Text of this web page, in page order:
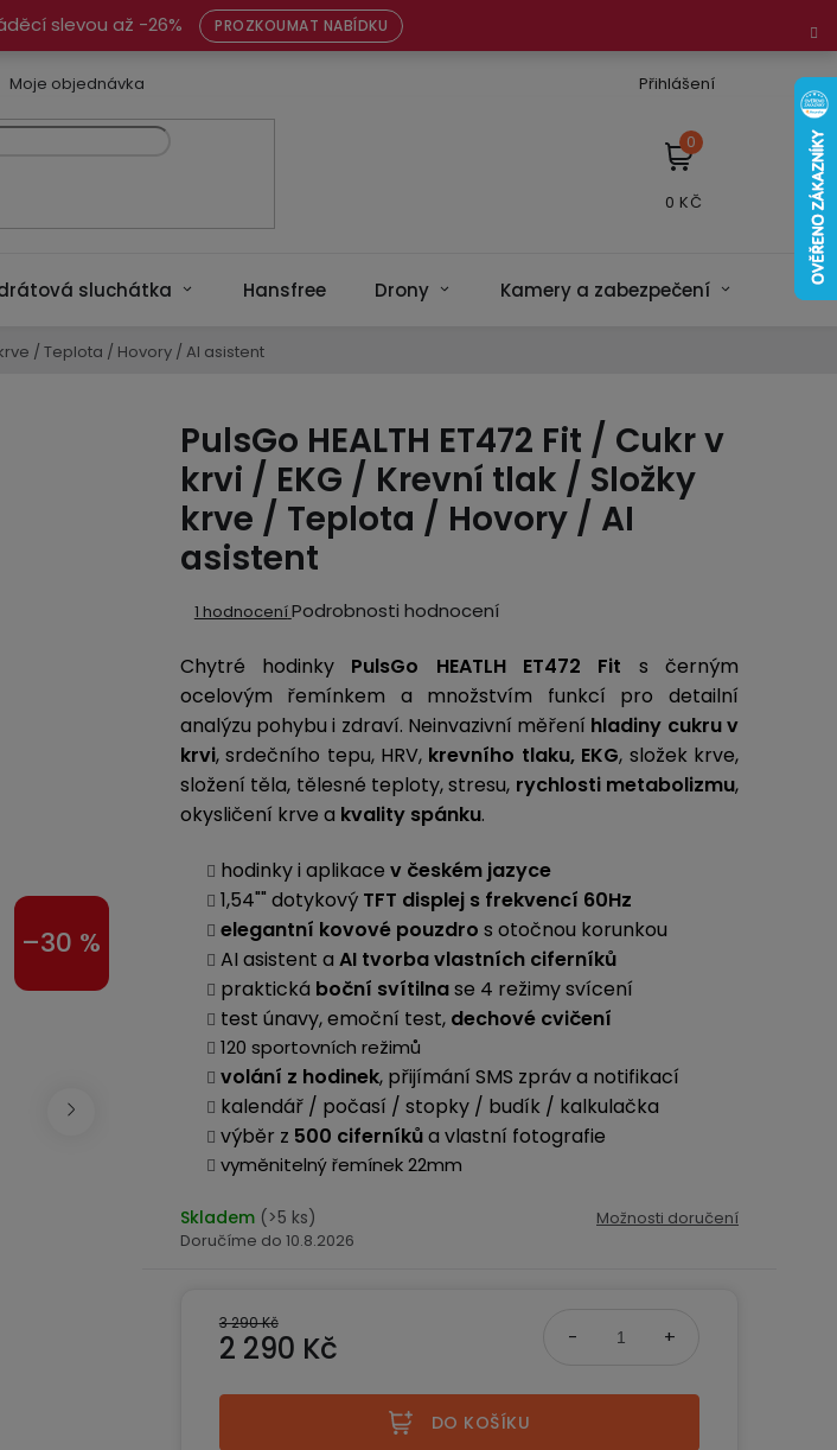
slevou až -26% PROZKOUMAT NABÍDKU
Moje objednávka Přihlášení
NÁKUPNÍ
KOŠÍK
sluchátka Hansfree Drony Kamery a zabezpečení
krve / Teplota / Hovory / AI asistent
PulsGo HEALTH ET472 Fit / Cukr v
krvi / EKG / Krevní tlak / Složky
krve / Teplota / Hovory / AI
asistent
Průměrné
produktu
je
5,0
z
5
hvězdiček.
1 hodnoceníPodrobnosti hodnocení
Chytré hodinky PulsGo HEATLH ET472 Fit s černým
ocelovým řemínkem a množstvím funkcí pro detailní
analýzu pohybu i zdraví. Neinvazivní měření hladiny cukru v
krvi, srdečního tepu, HRV, krevního tlaku, EKG, složek krve,
složení těla, tělesné teploty, stresu, rychlosti metabolizmu,
okysličení krve a kvality spánku.
hodinky i aplikace v českém jazyce
1,54"" dotykový TFT displej s frekvencí 60Hz
elegantní kovové pouzdro s otočnou korunkou
AI asistent a AI tvorba vlastních ciferníků
praktická boční svítilnase 4 režimy svícení
test únavy, emoční test, dechové cvičení
120 sportovních režimů
volání z hodinek, přijímání SMS zpráv a notifikací
kalendář / počasí / stopky / budík / kalkulačka
výběr z 500 ciferníkůa vlastní fotografie
vyměnitelný řemínek 22mm
Skladem (>5 ks)
10.8.2026
Možnosti doručení
3 290 Kč
2 290 Kč
DO KOŠÍKU
–30 %